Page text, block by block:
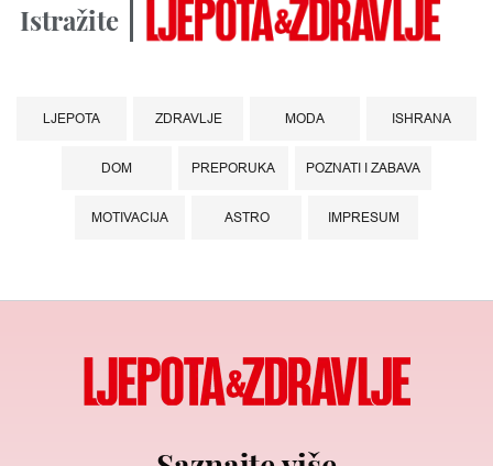
Istražite
LJEPOTA ZDRAVLJE MODA ISHRANA
DOM PREPORUKA POZNATI I ZABAVA
MOTIVACIJA ASTRO IMPRESUM